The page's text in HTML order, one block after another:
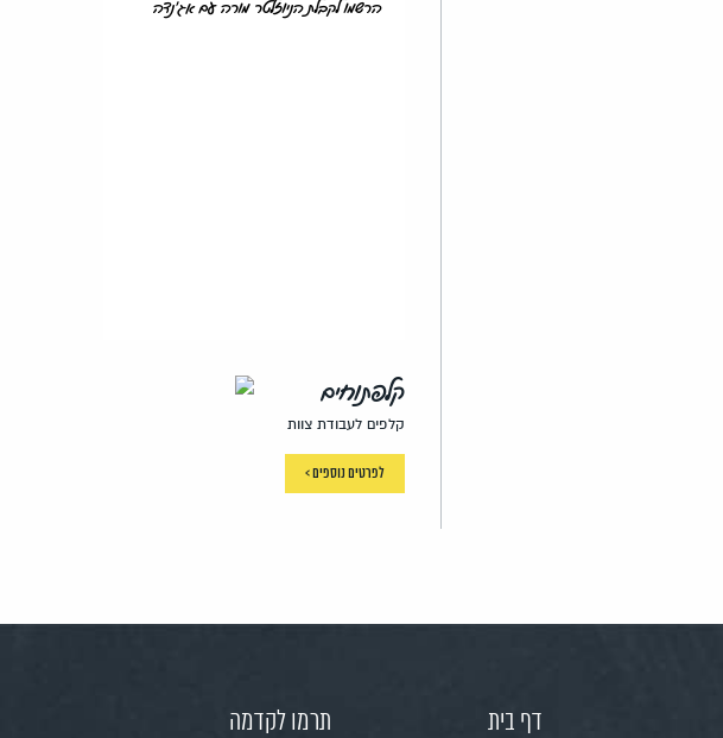
הרשמו לקבלת הניוזלטר מורה עם אג'נדה
קלפתוחים
קלפים לעבודת צוות
לפרטים נוספים >
דף בית
תרמו לקדמה